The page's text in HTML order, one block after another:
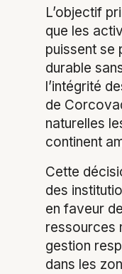
L’objectif
que les
puissent se
durable
l’intégrité
de
naturelles
continent
Cette
des
en faveur
ressources
gestion
dans les